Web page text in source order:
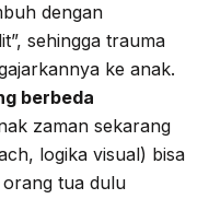
dengan
sehingga trauma
ke anak.
berbeda
zaman sekarang
logika visual) bisa
tua dulu